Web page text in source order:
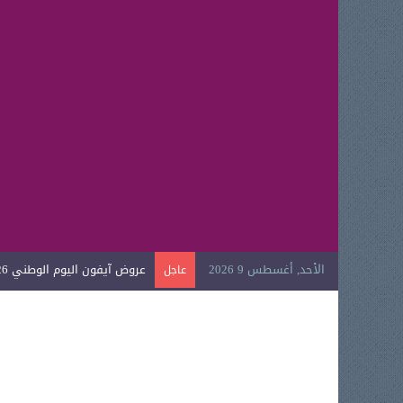
الأحد, أغسطس 9 2026 عاجل عروض آيفون اليوم الوطني 2026